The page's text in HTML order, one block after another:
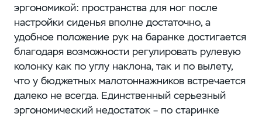
эргономикой: пространства для ног после
настройки сиденья вполне достаточно, а
удобное положение рук на баранке достигается
благодаря возможности регулировать рулевую
колонку как по углу наклона, так и по вылету,
что у бюджетных малотоннажников встречается
далеко не всегда. Единственный серьезный
эргономический недостаток – по старинке